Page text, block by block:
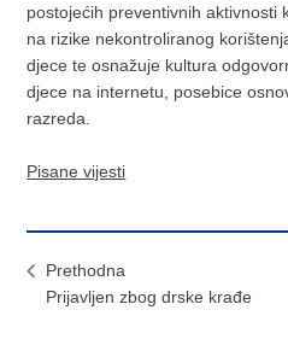
postojećih preventivnih aktivnosti
na rizike nekontroliranog
djece te osnažuje kultura
djece na internetu, posebice
razreda.
Pisane vijesti
Prethodna
Prijavljen zbog drske krađe